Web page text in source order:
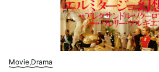
Movie,Drama